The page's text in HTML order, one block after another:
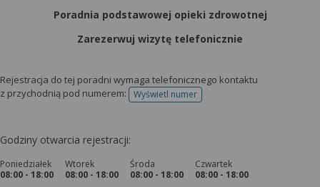
Poradnia podstawowej opieki zdrowotnej
Zarezerwuj wizytę telefonicznie
Rejestracja do tej poradni wymaga telefonicznego kontaktu
z przychodnią pod numerem:
Wyświetl numertelefonu do rejestracji
Godziny otwarcia rejestracji:
Poniedziałek
08:00 - 18:00
Wtorek
08:00 - 18:00
Środa
08:00 - 18:00
Czwartek
08:00 - 18:00